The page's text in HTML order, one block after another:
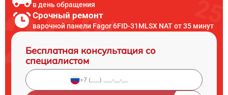
в день обращения
Срочный ремонт
варочной панели Fagor 6FID-31MLSX NAT от 35 минут
Бесплатная консультация со
специалистом